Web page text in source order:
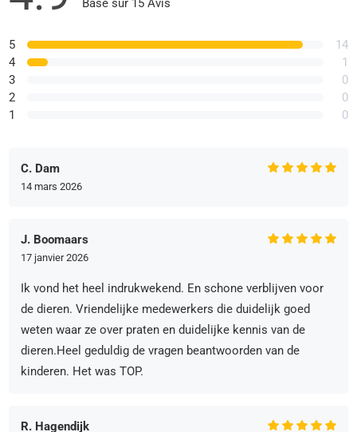
Basé sur 15 Avis
5
4
3
2
1
14
1
0
0
0
C. Dam
14 mars 2026
J. Boomaars
17 janvier 2026
Ik vond het heel indrukwekend. En schone verblijven voor
de dieren. Vriendelijke medewerkers die duidelijk goed
weten waar ze over praten en duidelijke kennis van de
dieren.Heel geduldig de vragen beantwoorden van de
kinderen. Het was TOP.
R. Hagendijk